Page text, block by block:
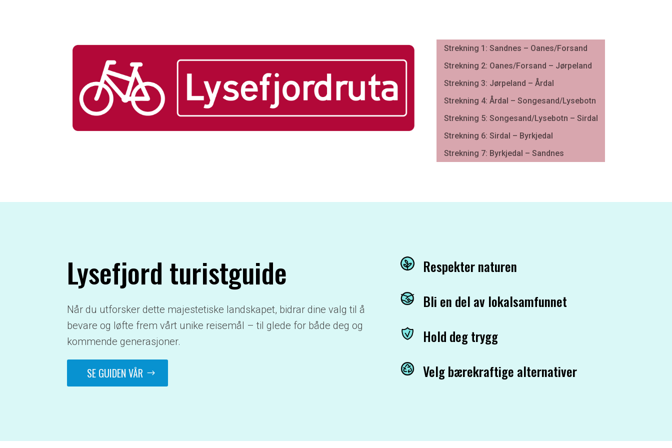
Strekning 1: Sandnes – Oanes/Forsand
Strekning 2: Oanes/Forsand – Jørpeland
Strekning 3: Jørpeland – Årdal
Strekning 4: Årdal – Songesand/Lysebotn
Strekning 5: Songesand/Lysebotn – Sirdal
Strekning 6: Sirdal – Byrkjedal
Strekning 7: Byrkjedal – Sandnes
Lysefjord turistguide
Når du utforsker dette majestetiske landskapet, bidrar dine valg til å
bevare og løfte frem vårt unike reisemål – til glede for både deg og
kommende generasjoner.
SE GUIDEN VÅR
Respekter naturen
Bli en del av lokalsamfunnet
Hold deg trygg
Velg bærekraftige alternativer